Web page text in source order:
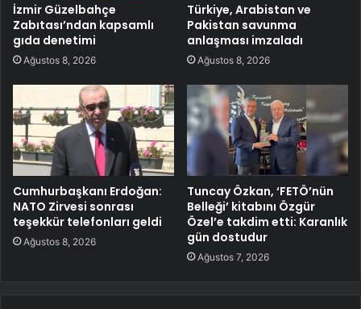
İzmir Güzelbahçe
Zabıtası’ndan kapsamlı
gıda denetimi
Ağustos 8, 2026
Türkiye, Arabistan ve
Pakistan savunma
anlaşması imzaladı
Ağustos 8, 2026
Cumhurbaşkanı Erdoğan:
NATO Zirvesi sonrası
teşekkür telefonları geldi
Ağustos 8, 2026
Tuncay Özkan, ‘FETÖ’nün
Belleği’ kitabını Özgür
Özel’e takdim etti: Karanlık
gün dostudur
Ağustos 7, 2026